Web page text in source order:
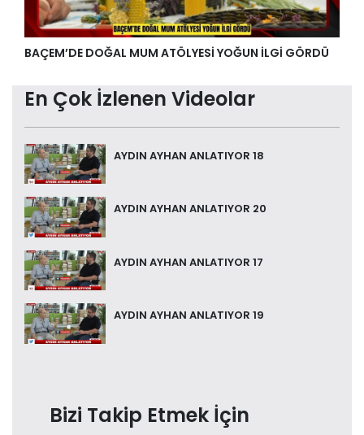
BAÇEM’DE DOĞAL MUM ATÖLYESİ YOĞUN İLGİ GÖRDÜ
En Çok İzlenen Videolar
AYDIN AYHAN ANLATIYOR 18
AYDIN AYHAN ANLATIYOR 20
AYDIN AYHAN ANLATIYOR 17
AYDIN AYHAN ANLATIYOR 19
Bizi Takip Etmek İçin